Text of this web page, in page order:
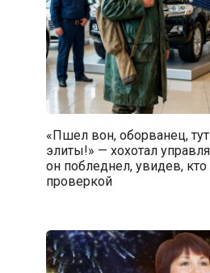
«Пшел вон, оборванец,
элиты!» — хохотал
он побледнел, увидев, кто
проверкой